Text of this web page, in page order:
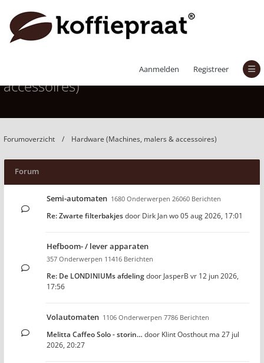
Aanmelden Registreer
Hardware (Machines, malers &
accessoires)
Forumoverzicht Hardware (Machines, malers & accessoires)
Forum
Semi-automaten 1680 Onderwerpen 26060 Berichten
Re: Zwarte filterbakjesdoor Dirk Janwo 05 aug 2026, 17:01
Hefboom- / lever apparaten
357 Onderwerpen 11416 Berichten
Re: De LONDINIUMs afdelingdoor JasperB vr 12 jun 2026,
17:56
Volautomaten 1106 Onderwerpen 7786 Berichten
Melitta Caffeo Solo - storin… door Klint Oosthout ma 27 jul
2026, 20:27